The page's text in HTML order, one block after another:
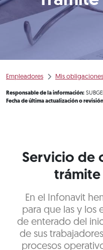
Empleadores Mis obligaciones
Responsable de la información:
Fecha de última actualización o
Servicio de
En el Infonavit
para que las y los
de enterado del
de sus
procesos